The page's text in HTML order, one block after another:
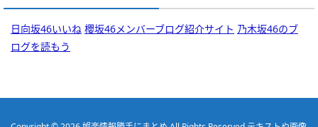
日向坂46いいね 櫻坂46メンバーブログ紹介サイト 乃木坂46のブ
ログを読もう